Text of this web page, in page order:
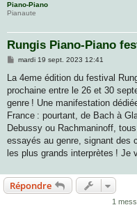
Piano-Piano
Pianaute
Rungis Piano-Piano
M
s
a
g
mardi 19 sept. 2023 12:41
La 4eme édition du festival
prochaine entre le 26 et 30
genre ! Une manifestation
France : pourtant, de Bach à
Debussy ou Rachmaninoff,
essayés au genre, signant des
les plus grands interprètes ! Je
Répondre
1